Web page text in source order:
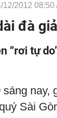
2012 08:50
đà
“rơi tự
nay,
Sài